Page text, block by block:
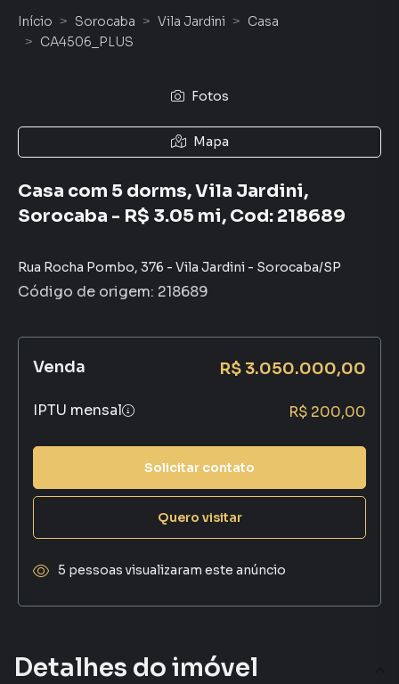
Detalhes do imóvel
Início Sorocaba Vila Jardini
Casa
CA4506_PLUS
Fotos
Mapa
Casa com 5 dorms, Vila Jardini,
Sorocaba - R$ 3.05 mi, Cod: 218689
Rua Rocha Pombo, 376 - Vila Jardini - Sorocaba/SP
Código de origem: 218689
Venda R$ 3.050.000,00
IPTU mensal R$ 200,00
Solicitar contato
Quero visitar
5 pessoas visualizaram este anúncio